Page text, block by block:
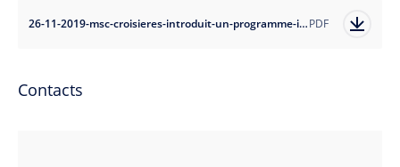
26-11-2019-msc-croisieres-introduit-un-programme-inedit-pour-des-excursions-accessibles-a-tousPDF
Contacts